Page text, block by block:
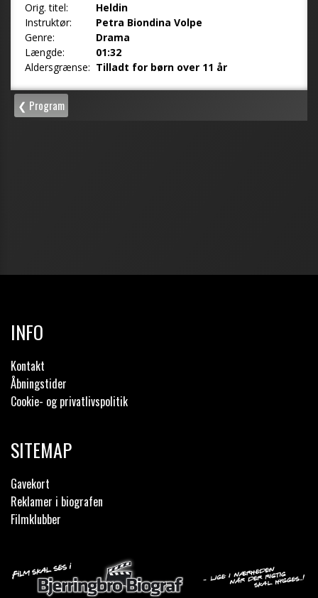
INFO
Kontakt
Åbningstider
Cookie- og privatlivspolitik
SITEMAP
Gavekort
Reklamer i biografen
Filmklubber